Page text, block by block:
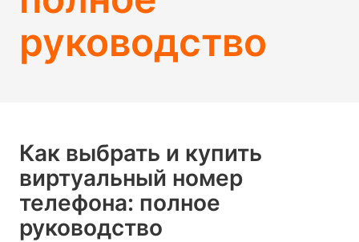
руководство
Как выбрать и купить
виртуальный номер
телефона: полное
руководство